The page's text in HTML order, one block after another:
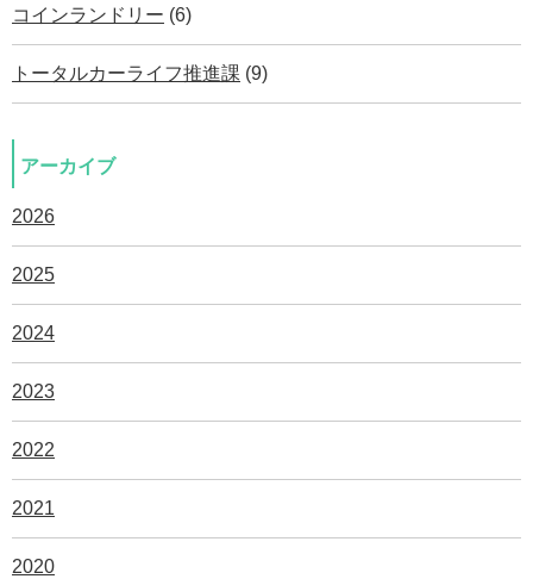
コインランドリー (6)
トータルカーライフ推進課 (9)
アーカイブ
2026
2025
2024
2023
2022
2021
2020